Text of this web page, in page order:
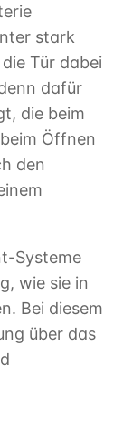
stark
Tür dabei
dafür
die beim
Öffnen
den
Systeme
wie sie in
Bei diesem
über das